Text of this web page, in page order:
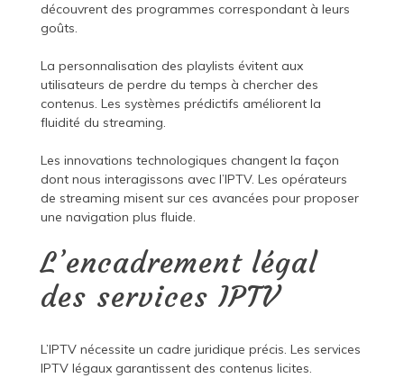
découvrent des programmes correspondant à leurs
goûts.
La personnalisation des playlists évitent aux
utilisateurs de perdre du temps à chercher des
contenus. Les systèmes prédictifs améliorent la
fluidité du streaming.
Les innovations technologiques changent la façon
dont nous interagissons avec l’IPTV. Les opérateurs
de streaming misent sur ces avancées pour proposer
une navigation plus fluide.
L’encadrement légal
des services IPTV
L’IPTV nécessite un cadre juridique précis. Les services
IPTV légaux garantissent des contenus licites.